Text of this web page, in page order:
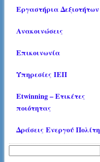
Εργαστήρια Δεξιοτήτων
Ανακοινώσεις
Επικοινωνία
Υπηρεσίες ΙΕΠ
Etwinning – Ετικέτες
ποιότητας
Δράσεις Ενεργού Πολίτη
Αναζήτηση